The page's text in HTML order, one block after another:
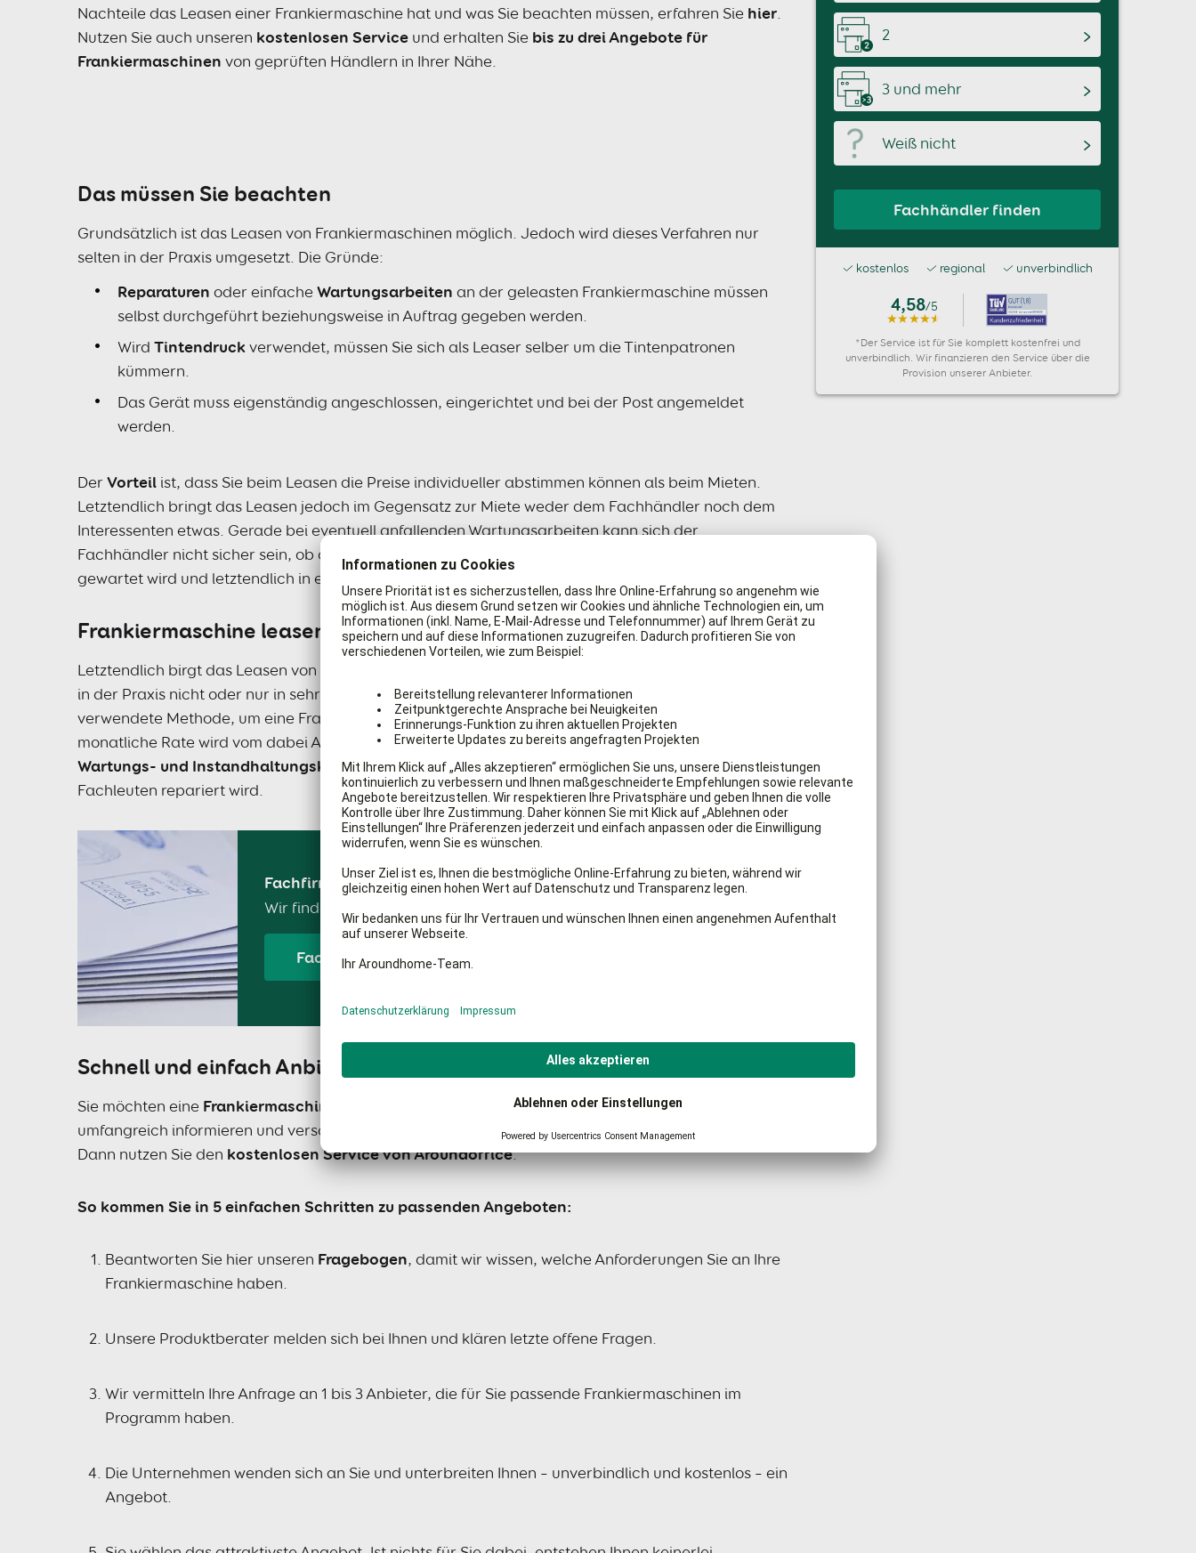
Nachteile das Leasen einer Frankiermaschine hat und was Sie beachten müssen, erfahren Sie hier
Nutzen Sie auch unseren kostenlosen Service und erhalten Sie bis zu drei Angebote für
Frankiermaschinen von geprüften Händlern in Ihrer Nähe.
Das müssen Sie beachten
Grundsätzlich ist das Leasen von Frankiermaschinen möglich. Jedoch wird dieses Verfahren nur
selten in der Praxis umgesetzt. Die Gründe:
Reparaturen oder einfache Wartungsarbeiten an der geleasten Frankiermaschine müssen
selbst durchgeführt beziehungsweise in Auftrag gegeben werden.
Wird Tintendruck verwendet, müssen Sie sich als Leaser selber um die Tintenpatronen
kümmern.
Das Gerät muss eigenständig angeschlossen, eingerichtet und bei der Post angemeldet
werden.
Der Vorteil ist, dass Sie beim Leasen die Preise individueller abstimmen können als beim Mieten.
Letztendlich bringt das Leasen jedoch im Gegensatz zur Miete weder dem Fachhändler noch dem
Interessenten etwas. Gerade bei eventuell anfallenden Wartungsarbeiten kann sich der
Fachhändler nicht sicher sein, ob die Frankiermaschine ordnungsgemäß repariert beziehungsweise
gewartet wird und letztendlich in einem funktionierendem Zustand zurück an ihn geht.
Frankiermaschine leasen oder mieten?
Letztendlich birgt das Leasen von Frankiermaschinen mehr Nach- als Vorteile, weshalb das Konzept
in der Praxis nicht oder nur in sehr seltenen Fällen umgesetzt wird. DasMieten
verwendete Methode, um eine Frankiermaschine für einen bestimmten Zeitraum auszuleihen. Die
monatliche Rate wird vom dabei Anbieter festgelegt. Auch übernimmt dieser die anfallenden
Wartungs- und Instandhaltungskosten.So kann er sicher sein, dass die Maschine nur von
Fachleuten repariert wird.
Fachfirmen für Frankiermaschinen in Ihrer Region.
Wir finden die passenden Fachfirmen für Sie.
Fachfirmen finden
Schnell und einfach Anbieter finden
Sie möchten eine Frankiermaschine leasen kaufen? Sie wollen sich gerne
umfangreich informieren und verschiedene Angebote vergleichen, bevor Sie sich entscheiden?
Dann nutzen Sie den kostenlosen Service von Aroundoffice.
So kommen Sie in 5 einfachen Schritten zu passenden Angeboten:
Beantworten Sie hier unseren Fragebogen, damit wir wissen, welche Anforderungen Sie an Ihre
Frankiermaschine haben.
Unsere Produktberater melden sich bei Ihnen und klären letzte offene Fragen.
Wir vermitteln Ihre Anfrage an 1 bis 3 Anbieter, die für Sie passende Frankiermaschinen im
Programm haben.
Die Unternehmen wenden sich an Sie und unterbreiten Ihnen – unverbindlich und kostenlos – ein
Angebot.
2
3 und mehr
Weiß nicht
Fachhändler finden
kostenlos regional unverbindlich
4,58/5
*Der Service ist für Sie komplett kostenfrei und
unverbindlich. Wir finanzieren den Service über die
Provision unserer Anbieter.